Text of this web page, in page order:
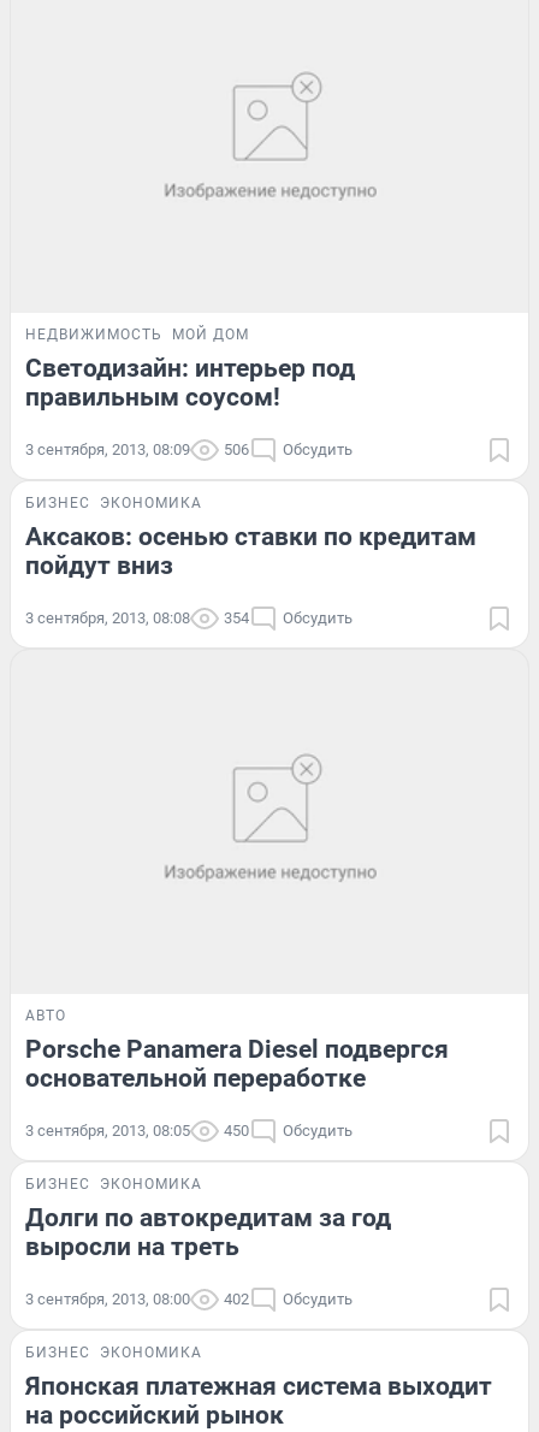
НЕДВИЖИМОСТЬ МОЙ ДОМ
Светодизайн: интерьер под
правильным соусом!
3 сентября, 2013, 08:09 506 Обсудить
БИЗНЕС ЭКОНОМИКА
Аксаков: осенью ставки по кредитам
пойдут вниз
3 сентября, 2013, 08:08 354 Обсудить
АВТО
Porsche Panamera Diesel подвергся
основательной переработке
3 сентября, 2013, 08:05 450 Обсудить
БИЗНЕС ЭКОНОМИКА
Долги по автокредитам за год
выросли на треть
3 сентября, 2013, 08:00 402 Обсудить
БИЗНЕС ЭКОНОМИКА
Японская платежная система выходит
на российский рынок